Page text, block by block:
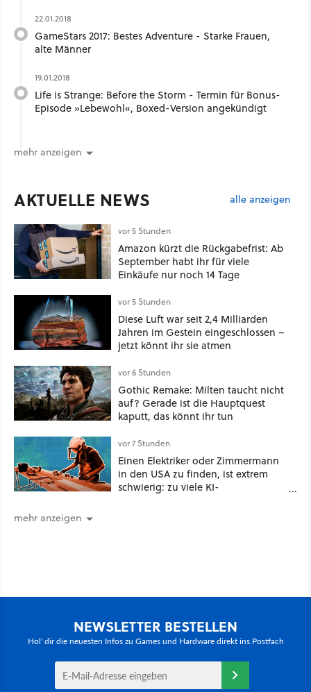
22.01.2018
GameStars 2017: Bestes Adventure - Starke Frauen,
alte Männer
19.01.2018
Life is Strange: Before the Storm - Termin für Bonus-
Episode »Lebewohl«, Boxed-Version angekündigt
mehr anzeigen
AKTUELLE NEWS alle anzeigen
vor 5 Stunden
Amazon kürzt die Rückgabefrist: Ab
September habt ihr für viele
Einkäufe nur noch 14 Tage
vor 5 Stunden
Diese Luft war seit 2,4 Milliarden
Jahren im Gestein eingeschlossen –
jetzt könnt ihr sie atmen
vor 6 Stunden
Gothic Remake: Milten taucht nicht
auf? Gerade ist die Hauptquest
kaputt, das könnt ihr tun
vor 7 Stunden
Einen Elektriker oder Zimmermann
in den USA zu finden, ist extrem
schwierig: zu viele KI-
mehr anzeigen
NEWSLETTER BESTELLEN
Hol' dir die neuesten Infos zu Games und Hardware direkt ins Postfach